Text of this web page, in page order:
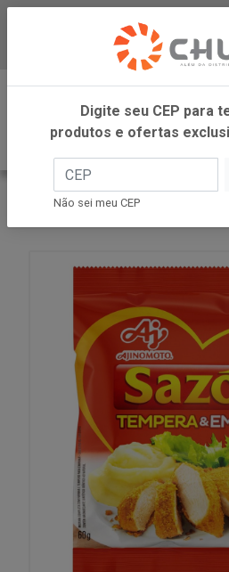
INÍCIO
AJINOMOTO
Digite seu CEP para
produtos e ofertas
Não sei meu CEP